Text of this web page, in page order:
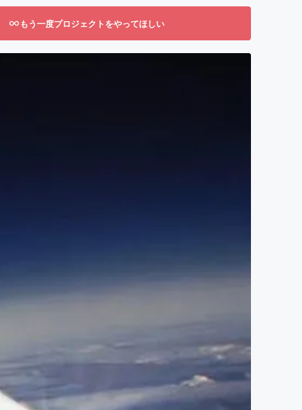
もう一度プロジェクトをやってほしい